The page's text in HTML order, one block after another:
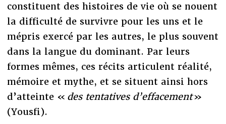
constituent des histoires de vie où se nouent
la difficulté de survivre pour les uns et le
mépris exercé par les autres, le plus souvent
dans la langue du dominant. Par leurs
formes mêmes, ces récits articulent réalité,
mémoire et mythe, et se situent ainsi hors
d’atteinte « des tentatives d’effacement»
(Yousfi).